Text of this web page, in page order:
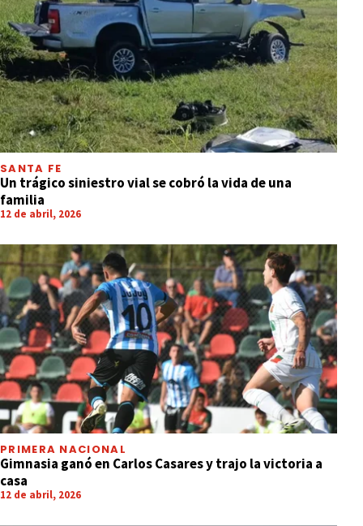
SANTA FE
Un trágico siniestro vial se cobró la vida de una
familia
12 de abril, 2026
PRIMERA NACIONAL
Gimnasia ganó en Carlos Casares y trajo la victoria a
casa
12 de abril, 2026